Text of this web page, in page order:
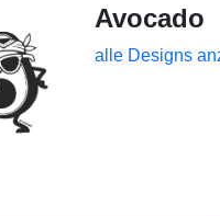
Avocado
alle Designs